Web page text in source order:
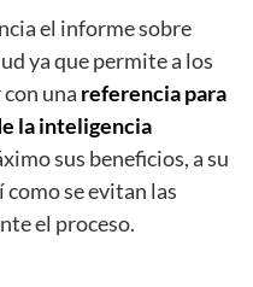
el informe sobre
ya que permite a los
una referencia para
la inteligencia
sus beneficios, a su
como se evitan las
el proceso.